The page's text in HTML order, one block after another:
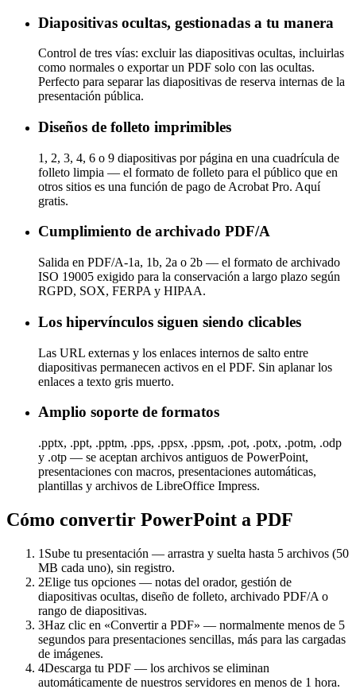
Diapositivas ocultas, gestionadas a tu manera
Control de tres vías: excluir las diapositivas ocultas, incluirlas
como normales o exportar un PDF solo con las ocultas.
Perfecto para separar las diapositivas de reserva internas de la
presentación pública.
Diseños de folleto imprimibles
1, 2, 3, 4, 6 o 9 diapositivas por página en una cuadrícula de
folleto limpia — el formato de folleto para el público que en
otros sitios es una función de pago de Acrobat Pro. Aquí
gratis.
Cumplimiento de archivado PDF/A
Salida en PDF/A-1a, 1b, 2a o 2b — el formato de archivado
ISO 19005 exigido para la conservación a largo plazo según
RGPD, SOX, FERPA y HIPAA.
Los hipervínculos siguen siendo clicables
Las URL externas y los enlaces internos de salto entre
diapositivas permanecen activos en el PDF. Sin aplanar los
enlaces a texto gris muerto.
Amplio soporte de formatos
.pptx, .ppt, .pptm, .pps, .ppsx, .ppsm, .pot, .potx, .potm, .odp
y .otp — se aceptan archivos antiguos de PowerPoint,
presentaciones con macros, presentaciones automáticas,
plantillas y archivos de LibreOffice Impress.
Cómo convertir PowerPoint a PDF
1 Sube tu presentación — arrastra y suelta hasta 5 archivos (50
MB cada uno), sin registro.
2Elige tus opciones — notas del orador, gestión de
diapositivas ocultas, diseño de folleto, archivado PDF/A o
rango de diapositivas.
3Haz clic en «Convertir a PDF» — normalmente menos de 5
segundos para presentaciones sencillas, más para las cargadas
de imágenes.
4Descarga tu PDF — los archivos se eliminan
automáticamente de nuestros servidores en menos de 1 hora.